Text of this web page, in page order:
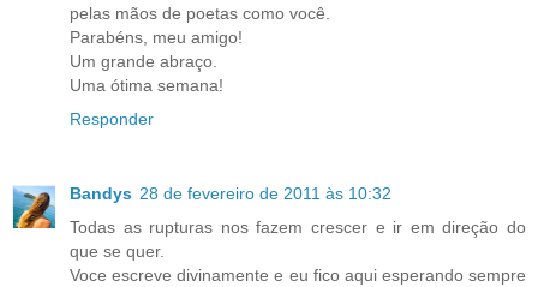
pelas mãos de poetas como você.
Parabéns, meu amigo!
Um grande abraço.
Uma ótima semana!
Responder
Bandys 28 de fevereiro de 2011 às 10:32
Todas as rupturas nos fazem crescer e ir em direção do
que se quer.
Voce escreve divinamente e eu fico aqui esperando sempre